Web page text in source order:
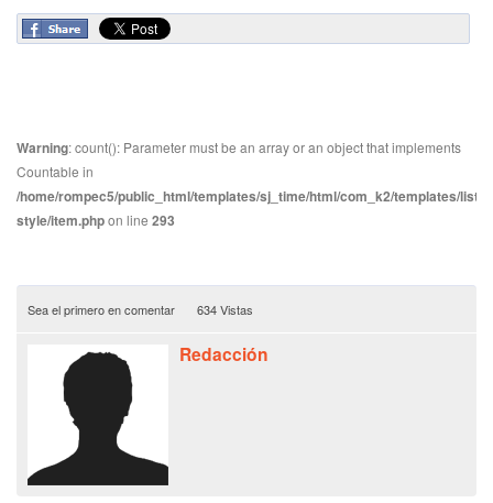
Warning: count(): Parameter must be an array or an object that implements
Countable in
/home/rompec5/public_html/templates/sj_time/html/com_k2/templates/
style/item.phpon line 293
Sea el primero en comentar 634 Vistas
Redacción